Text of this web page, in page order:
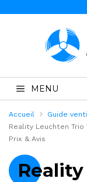
MENU
Accueil
Guide
Reality Leuchten
Prix & Avis